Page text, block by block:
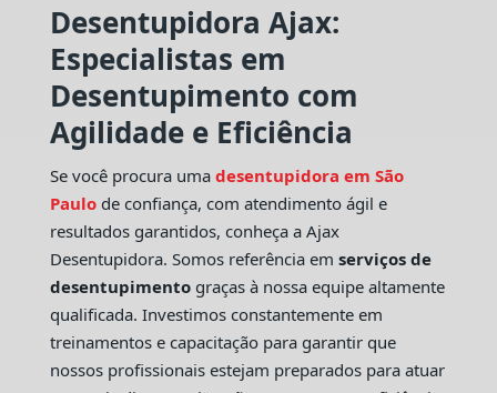
Desentupidora Ajax:
Especialistas em
Desentupimento com
Agilidade e Eficiência
Se você procura uma desentupidora em São
Paulo de confiança, com atendimento ágil e
resultados garantidos, conheça a Ajax
Desentupidora. Somos referência em serviços de
desentupimentograças à nossa equipe altamente
qualificada. Investimos constantemente em
treinamentos e capacitação para garantir que
nossos profissionais estejam preparados para atuar